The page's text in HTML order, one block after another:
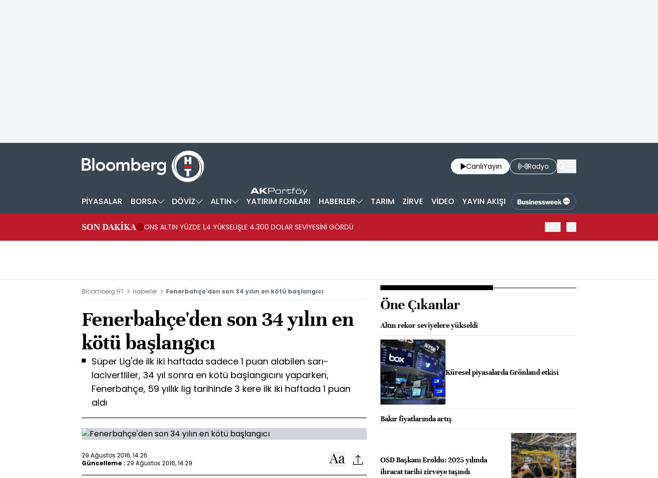
CanlıYayın Radyo
PİYASALAR BORSA DÖVİZ ALTIN YATIRIM FONLARI HABERLER TARIM ZİRVE VİDEO YAYIN AKIŞI
SON DAKİKA ONS ALTIN YÜZDE 1,4 YÜKSELİŞLE 4.300 DOLAR SEVİYESİNİ GÖRDÜ
Bloomberg HT Haberler Fenerbahçe'den son 34 yılın en kötü başlangıcı
Fenerbahçe'den son 34 yılın en
kötü başlangıcı
Süper Lig'de ilk iki haftada sadece 1 puan alabilen sarı-
lacivertliler, 34 yıl sonra en kötü başlangıcını yaparken,
Fenerbahçe, 59 yıllık lig tarihinde 3 kere ilk iki haftada 1 puan
aldı
29 Ağustos 2016, 14:26
Güncelleme : 29 Ağustos 2016, 14:29
Öne Çıkanlar
Altın rekor seviyelere yükseldi
Küresel piyasalarda Grönland etkisi
Bakır fiyatlarında artış
OSD Başkanı Eroldu: 2025 yılında
ihracat tarihi zirveye taşındı